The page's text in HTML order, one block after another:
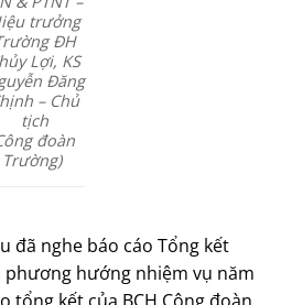
trưởng
ĐH
Lợi, KS
Đăng
– Chủ
tịch
đoàn
Trường)
đã nghe báo cáo Tổng kết
phương hướng nhiệm vụ năm